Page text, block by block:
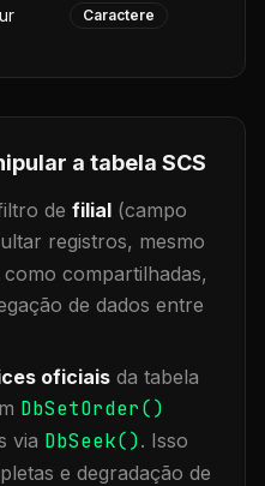
Caractere
a tabela SCS
de filial (campo
registros, mesmo
compartilhadas,
de dados entre
oficiais da tabela
DbSetOrder()
via DbSeek(). Isso
e degradação de